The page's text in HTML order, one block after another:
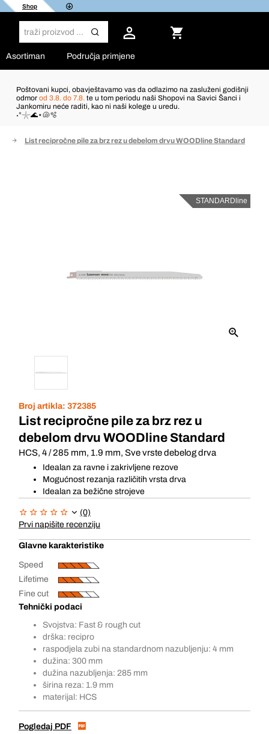
Shop
Asortiman Područja primjene
Poštovani kupci, obavještavamo vas da odlazimo na zasluženi godišnji
odmor od 3.8. do 7.8. te u tom periodu naši Shopovi na Savici Šanci i
Jankomiru neće raditi, kao ni naši kolege u uredu.
˖°𓇼🌊⋆🐚🫧
List recipročne pile za brz rez u debelom drvu WOODline Standard
STANDARDline
Broj artikla: 372385
List recipročne pile za brz rez u
debelom drvu WOODline Standard
HCS, 4 / 285 mm, 1.9 mm, Sve vrste debelog drva
Idealan za ravne i zakrivljene rezove
Mogućnost rezanja različitih vrsta drva
Idealan za bežične strojeve
(0)
Prvi napišite recenziju
Glavne karakteristike
Speed
Lifetime
Fine cut
Tehnički podaci
Svojstva: Fast & rough cut
drška: recipro
raspodjela zubi na standardnom nazubljenju: 4 mm
dužina: 300 mm
dužina nazubljenja: 285 mm
širina reza: 1.9 mm
materijal: HCS
Pogledaj PDF